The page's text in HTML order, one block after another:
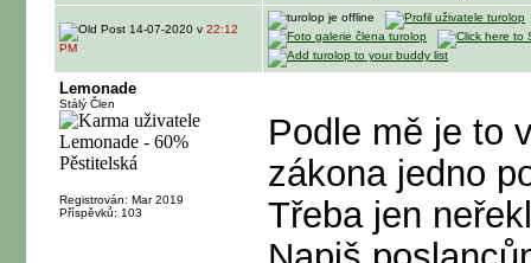
14-07-2020 v 22:12
PM
Lemonade
Stálý Člen
Registrován: Mar 2019
Příspěvků: 103
Podle mě je to
zákona jedno
Třeba jen